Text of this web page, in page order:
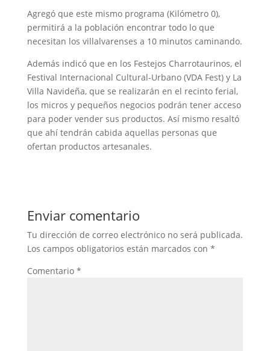
Agregó que este mismo programa (Kilómetro 0),
permitirá a la población encontrar todo lo que
necesitan los villalvarenses a 10 minutos caminando.
Además indicó que en los Festejos Charrotaurinos, el
Festival Internacional Cultural-Urbano (VDA Fest) y La
Villa Navideña, que se realizarán en el recinto ferial,
los micros y pequeños negocios podrán tener acceso
para poder vender sus productos. Así mismo resaltó
que ahí tendrán cabida aquellas personas que
ofertan productos artesanales.
Enviar comentario
Tu dirección de correo electrónico no será publicada.
Los campos obligatorios están marcados con *
Comentario *